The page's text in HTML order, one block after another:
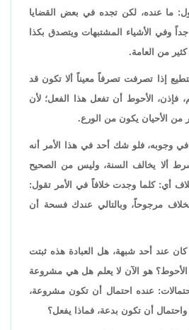
ما عنده، لكن تجده في بعض القضايا
جداً وفي الأشياء المشتبهات ويتصدق بكذا
من العامة.
إذا تصرفت تصرفاً معيناً ألا تكون قد
فإذن، الأحوط أن تفعل هذا الفعل؛ لأن
من الأحيان يكون من الورع.
وجوبه، فلو شك أحد في هذا الأمر أنه
ألا يخالف السنة، وليس من الصحيح
أي: كلما وجدت خلافاً في الأمر تقول:
مرجوحاً، وبالتالي عندك فسحة أن
كان عند أحد شبهة، هل العبادة هذه ثبتت
هو الآن لا يعلم هل هي مشروعة
عنده احتمال أن تكون مشروعة،
أن تكون بدعة، فماذا يفعل؟